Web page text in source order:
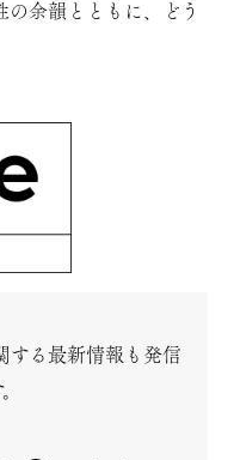
余韻とともに、どう
する最新情報も発信